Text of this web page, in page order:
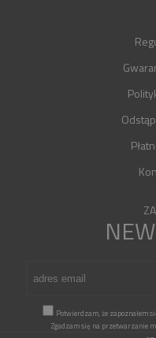
Potwierdzam, że zapoznałem
Zgadzam się na przetwarzanie